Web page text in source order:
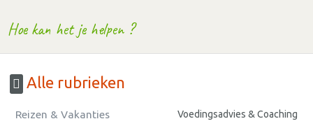
Hoe kan het je helpen ?
Alle rubrieken
Reizen & Vakanties Voedingsadvies & Coaching